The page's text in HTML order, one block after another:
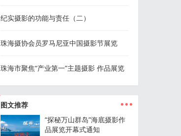
风
纪实摄影的功能与责任（二）
珠海摄协会员罗马尼亚中国摄影节展览
珠海市聚焦“产业第一”主题摄影 作品展览
图文推荐
...
“探秘万山群岛”海底摄影作
品展览开幕式通知